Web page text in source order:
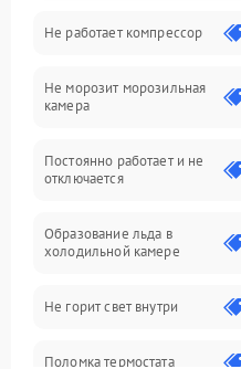
Электропитание
Дренаж
Не работает компрессор
Не морозит морозильная
камера
Постоянно работает и не
отключается
Образование льда в
холодильной камере
Не горит свет внутри
Поломка термостата